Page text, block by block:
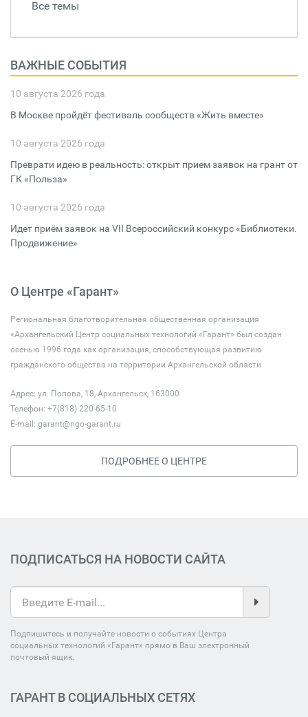
Все темы
ВАЖНЫЕ СОБЫТИЯ
10 августа 2026 года
В Москве пройдёт фестиваль сообществ «Жить вместе»
10 августа 2026 года
Преврати идею в реальность: открыт прием заявок на грант от
ГК «Польза»
10 августа 2026 года
Идет приём заявок на VII Всероссийский конкурс «Библиотеки.
Продвижение»
О Центре «Гарант»
Региональная благотворительная общественная организация
«Архангельский Центр социальных технологий «Гарант» был создан
осенью 1996 года как организация, способствующая развитию
гражданского общества на территории Архангельской области
Адрес: ул. Попова, 18, Архангельск, 163000
Телефон: +7(818) 220-65-10
E-mail: garant@ngo-garant.ru
ПОДРОБНЕЕ О ЦЕНТРЕ
ПОДПИСАТЬСЯ НА НОВОСТИ САЙТА
Подпишитесь и получайте новости о событиях Центра
социальных технологий «Гарант» прямо в Ваш электронный
почтовый ящик.
ГАРАНТ В СОЦИАЛЬНЫХ СЕТЯХ